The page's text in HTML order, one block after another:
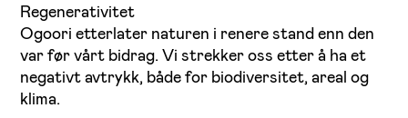
Regenerativitet
Ogoori etterlater naturen i renere stand enn den
var før vårt bidrag. Vi strekker oss etter å ha et
negativt avtrykk, både for biodiversitet, areal og
klima.